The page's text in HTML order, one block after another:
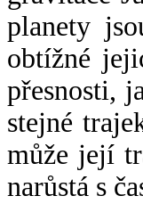
planety
obtížné
přesnosti,
stejné
může její
narůstá s